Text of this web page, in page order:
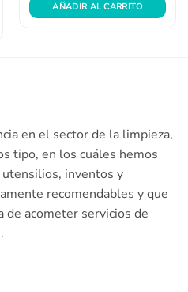
AÑADIR AL CARRITO
en el sector de la limpieza,
tipo, en los cuáles hemos
inventos y
recomendables y que
acometer servicios de